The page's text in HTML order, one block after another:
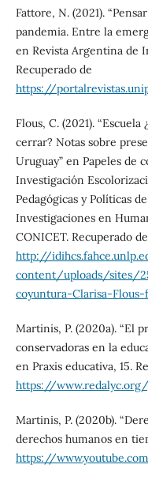
Fattore, N. (2021).
pandemia. Entre la
en Revista Argentina de
Recuperado de
https://
Flous, C. (2021).
cerrar? Notas sobre
Uruguay” en Papeles de
Investigación
Pedagógicas y Políticas
Investigaciones en
CONICET. Recuperado de
http://
content/uploads/sites/
coyuntura-Clarisa-Flous-
Martinis, P. (2020a). “El
conservadoras en la
en Praxis educativa, 15.
https://
Martinis, P. (2020b).
derechos humanos en
https://